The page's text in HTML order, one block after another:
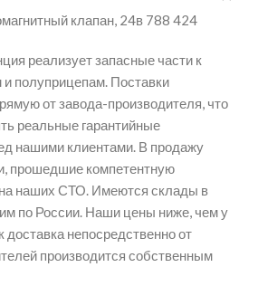
клапан, 24в 788 424
реализует запасные части к
полуприцепам. Поставки
от завода-производителя, что
реальные гарантийные
нашими клиентами. В продажу
прошедшие компетентную
на наших СТО. Имеются склады в
по России. Наши цены ниже, чем у
доставка непосредственно от
производится собственным